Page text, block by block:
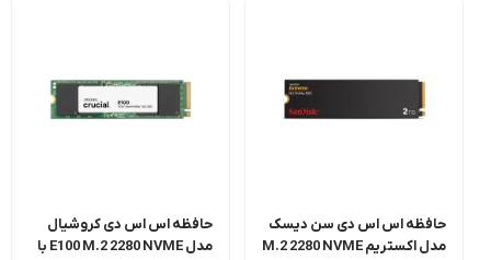
حافظه اس اس دی سن دیسک
مدل اکستریم M.2 2280 NVME
حافظه اس اس دی کروشیال
مدل E100 M.2 2280 NVME با